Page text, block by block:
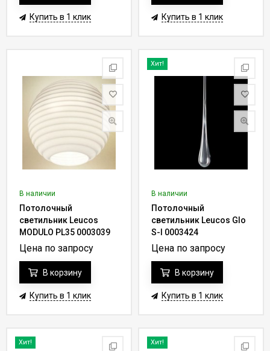
Купить в 1 клик Купить в 1 клик
В наличии
Потолочный
светильник Leucos
MODULO PL35 0003039
Цена по запросу
В корзину
Купить в 1 клик
Хит!
В наличии
Потолочный
светильник Leucos Glo
S-I 0003424
Цена по запросу
В корзину
Купить в 1 клик
Хит! Хит!